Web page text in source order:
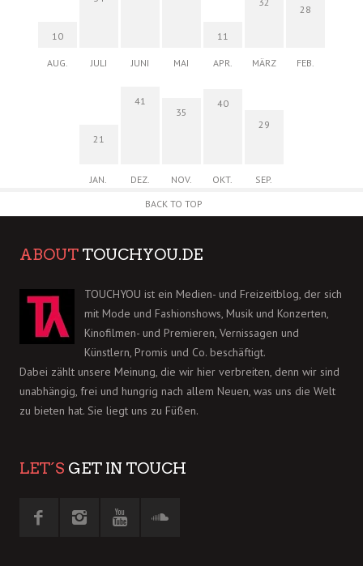
10
AUG. JULI JUNI MAI
11
APR. MÄRZ
28
FEB.
21
JAN.
41
DEZ.
35
NOV.
40
OKT.
29
SEP.
BACK TO TOP
ABOUT TOUCHYOU.DE
TOUCHYOU ist ein Medien- und Freizeitblog, der sich
mit Mode und Fashionshows, Musik und Konzerten,
Kinofilmen- und Premieren, Vernissagen und
Künstlern, Promis und Co. beschäftigt.
Dabei zählt unsere Meinung, die wir hier verbreiten, denn wir sind
unabhängig, frei und hungrig nach allem Neuen, was uns die Welt
zu bieten hat. Sie liegt uns zu Füßen.
LET´S GET IN TOUCH